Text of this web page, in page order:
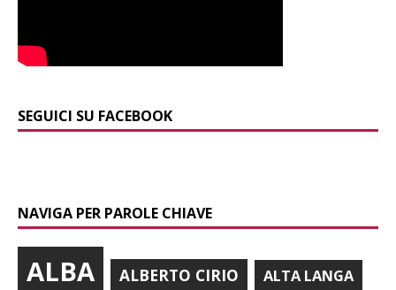
SEGUICI SU FACEBOOK
NAVIGA PER PAROLE CHIAVE
ALBA ALBERTO CIRIO ALTA LANGA